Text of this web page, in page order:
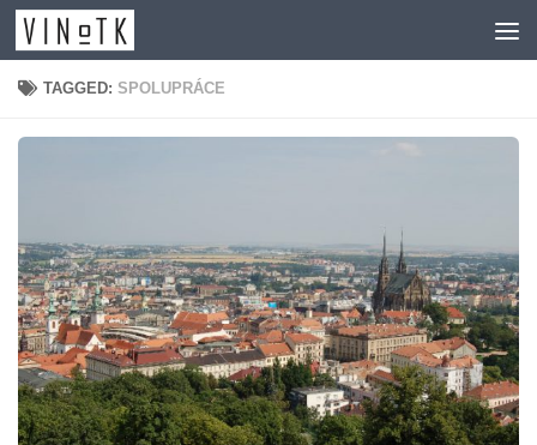
Skip to content
TAGGED:SPOLUPRÁCE